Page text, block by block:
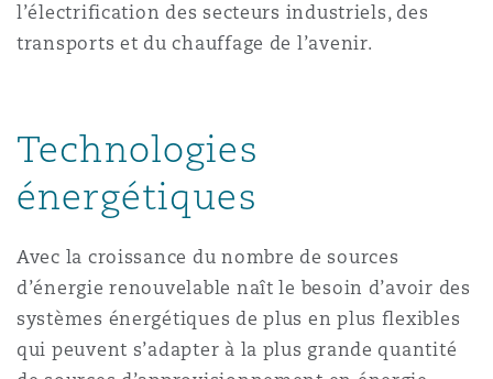
l’électrification des secteurs industriels, des
transports et du chauffage de l’avenir.
Technologies
énergétiques
Avec la croissance du nombre de sources
d’énergie renouvelable naît le besoin d’avoir des
systèmes énergétiques de plus en plus flexibles
qui peuvent s’adapter à la plus grande quantité